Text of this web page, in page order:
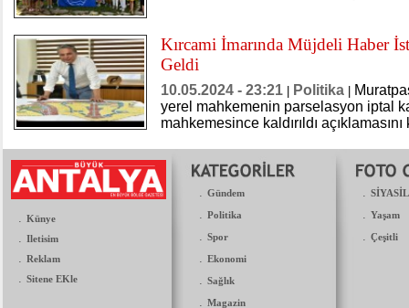
Kırcami İmarında Müjdeli Haber
Geldi
10.05.2024 - 23:21 Politika
yerel mahkemenin parselasyon iptal
mahkemesince kaldırıldı
. Künye
. Iletisim
. Reklam
. Sitene EKle
. Gündem
. Politika
. Spor
. Ekonomi
. Sağlık
. Magazin
.
. Yaşam
. Çeşitli